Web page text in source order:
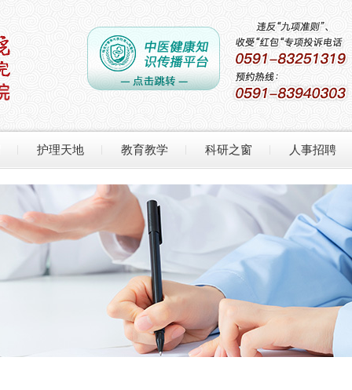
护理天地 教育教学 科研之窗 人事招聘